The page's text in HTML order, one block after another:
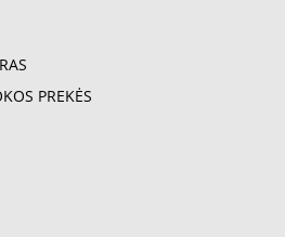
PREKĖS